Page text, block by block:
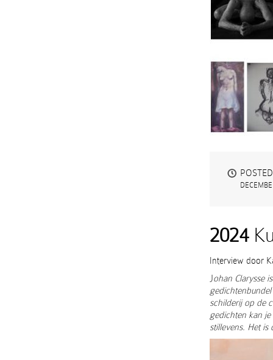
2024
Interview door
Johan Clarysse
schilderij op de
gedichten kan je
stillevens. Het is